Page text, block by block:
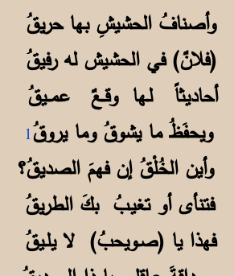
الحشيشِ بها حريقُ
في الحشيش له رفيقُ
لـها وقــعٌ عمــيقُ
ما يشوقُ وما يروقُ1
الخُلْقُ إن فهمَ الصديقُ؟
أو تغيـبُ بكَ الطريقُ
يا (صـويحبُ) لا يلـيقُ